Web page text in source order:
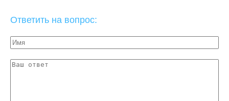
Ответить на вопрос: